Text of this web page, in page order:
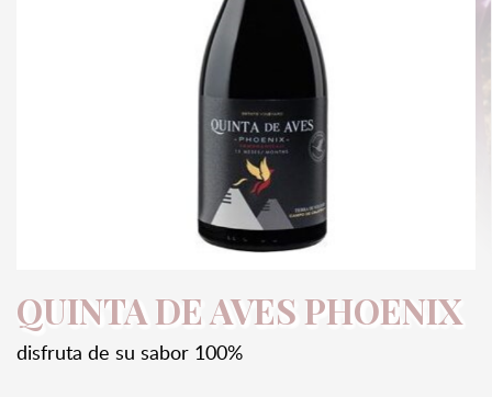
QUINTA DE AVES PHOENIX
disfruta de su sabor 100%